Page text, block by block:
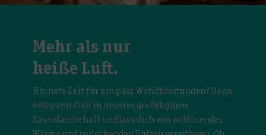
Mehr als nur
heiße Luft.
Höchste Zeit für ein paar Wohlfühlstunden? Dann
entspann dich in unserer großzügigen
Saunalandschaft und lass dich von wohltuender